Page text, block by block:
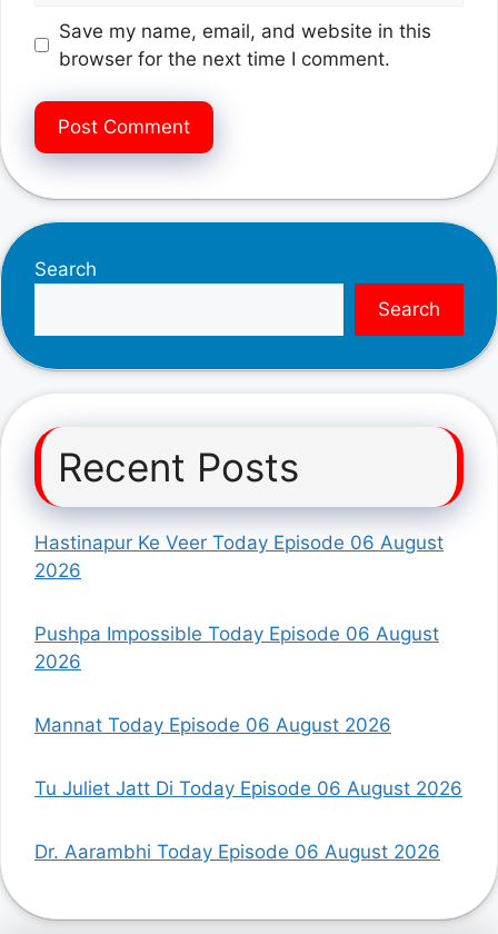
Save my name, email, and website in this
browser for the next time I comment.
Search
Search
Recent Posts
Hastinapur Ke Veer Today Episode 06 August
2026
Pushpa Impossible Today Episode 06 August
2026
Mannat Today Episode 06 August 2026
Tu Juliet Jatt Di Today Episode 06 August 2026
Dr. Aarambhi Today Episode 06 August 2026